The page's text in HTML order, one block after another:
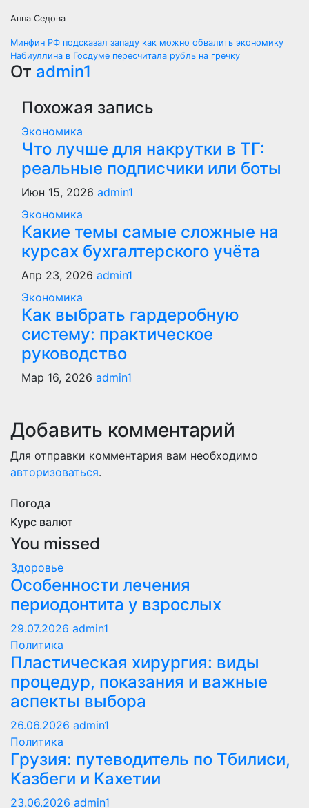
Анна Седова
Навигация
по
записям
Минфин РФ подсказал западу как можно обвалить экономику
Набиуллина в Госдуме пересчитала рубль на гречку
От admin1
Похожая запись
Экономика
Что лучше для накрутки в ТГ:
реальные подписчики или боты
Июн 15, 2026 admin1
Экономика
Какие темы самые сложные на
курсах бухгалтерского учёта
Апр 23, 2026 admin1
Экономика
Как выбрать гардеробную
систему: практическое
руководство
Мар 16, 2026 admin1
Добавить комментарий
Для отправки комментария вам необходимо
авторизоваться.
Погода
Курс валют
You missed
Здоровье
Особенности лечения
периодонтита у взрослых
29.07.2026 admin1
Политика
Пластическая хирургия: виды
процедур, показания и важные
аспекты выбора
26.06.2026 admin1
Политика
Грузия: путеводитель по Тбилиси,
Казбеги и Кахетии
23.06.2026 admin1